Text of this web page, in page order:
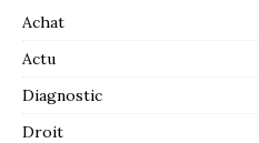
Achat
Actu
Diagnostic
Droit